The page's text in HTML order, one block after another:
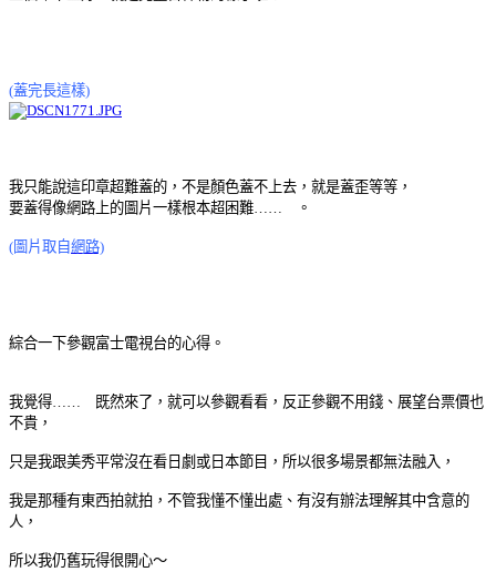
(蓋完長這樣)
我只能說這印章超難蓋的，不是顏色蓋不上去，就是蓋歪等等，
要蓋得像網路上的圖片一樣根本超困難…… 。
(圖片取自網路)
綜合一下參觀富士電視台的心得。
我覺得…… 既然來了，就可以參觀看看，反正參觀不用錢、展望台票價也
不貴，
只是我跟美秀平常沒在看日劇或日本節目，所以很多場景都無法融入，
我是那種有東西拍就拍，不管我懂不懂出處、有沒有辦法理解其中含意的
人，
所以我仍舊玩得很開心～